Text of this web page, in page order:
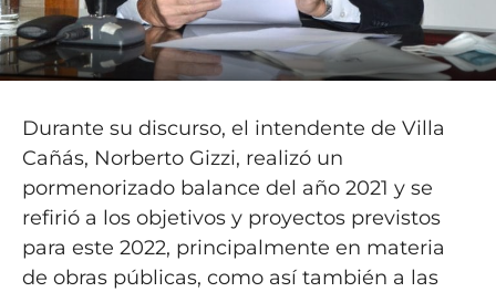
Durante su discurso, el intendente de Villa
Cañás, Norberto Gizzi, realizó un
pormenorizado balance del año 2021 y se
refirió a los objetivos y proyectos previstos
para este 2022, principalmente en materia
de obras públicas, como así también a las